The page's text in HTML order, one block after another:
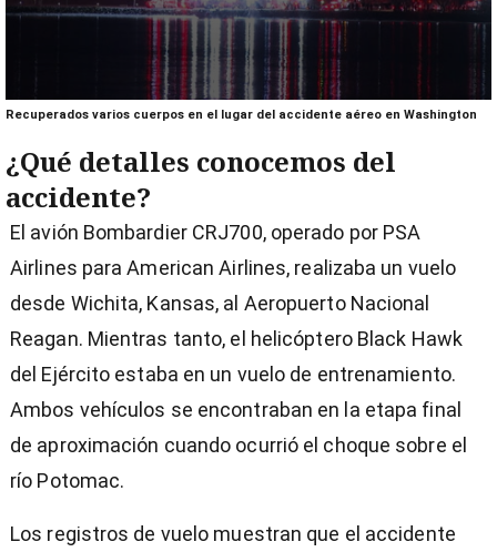
0
seconds
1
minute,
9
seconds
Recuperados varios cuerpos en el lugar del accidente aéreo en Washington
¿Qué detalles conocemos del
accidente?
El avión Bombardier CRJ700, operado por PSA
Airlines para American Airlines, realizaba un vuelo
desde Wichita, Kansas, al Aeropuerto Nacional
Reagan. Mientras tanto, el helicóptero Black Hawk
del Ejército estaba en un vuelo de entrenamiento.
Ambos vehículos se encontraban en la etapa final
de aproximación cuando ocurrió el choque sobre el
río Potomac.
Los registros de vuelo muestran que el accidente